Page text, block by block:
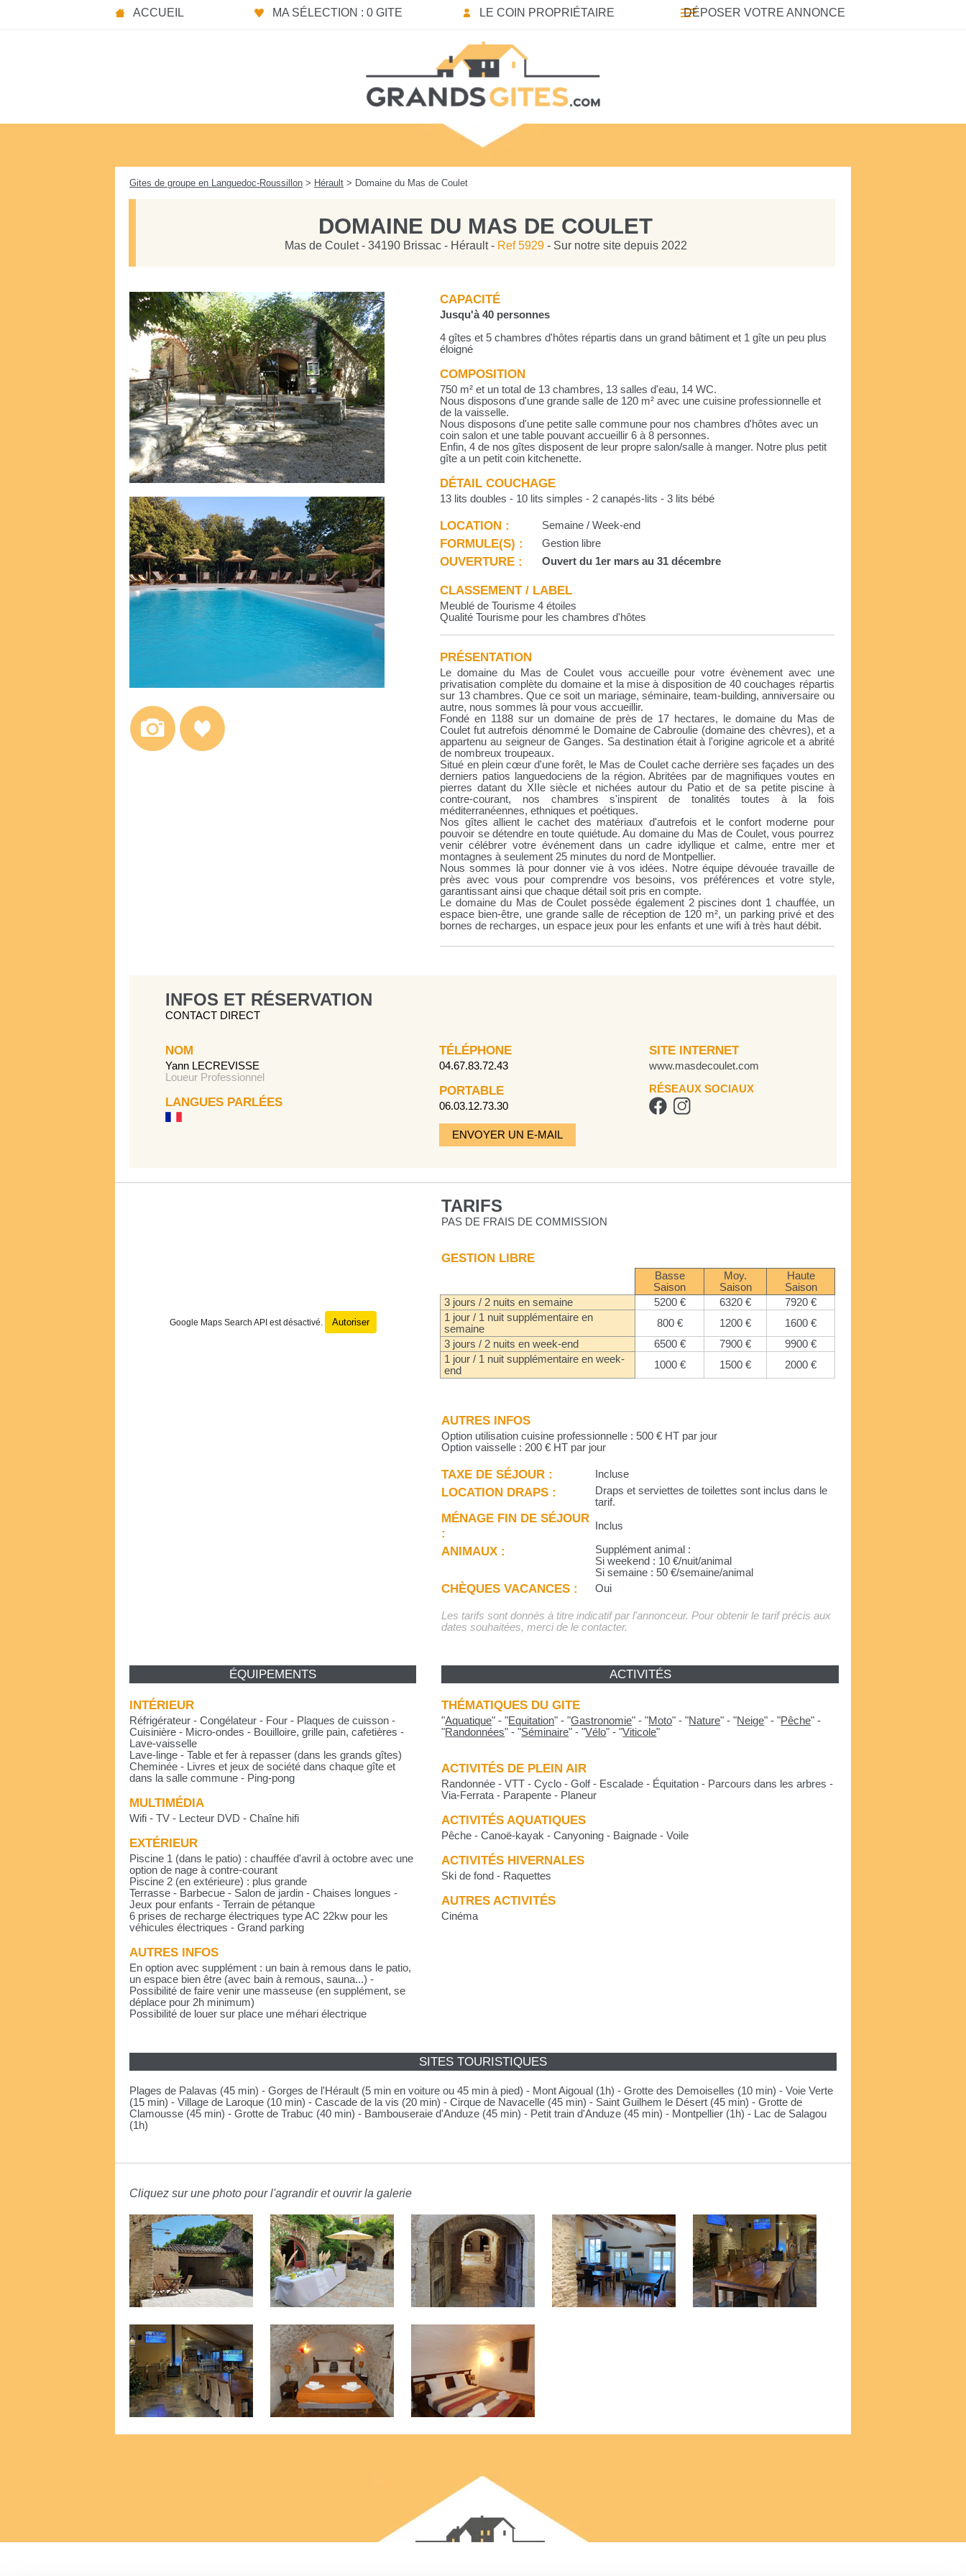
ACCUEIL MA SÉLECTION : 0 GITE LE COIN PROPRIÉTAIRE DÉPOSER VOTRE ANNONCE
Gites de groupe en Languedoc-Roussillon > Hérault > Domaine du Mas de Coulet
DOMAINE DU MAS DE COULET
Mas de Coulet - 34190 Brissac - Hérault - Ref 5929- Sur notre site depuis 2022
CAPACITÉ
Jusqu'à 40 personnes
4 gîtes et 5 chambres d'hôtes répartis dans un grand bâtiment et 1 gîte un peu plus
éloigné
COMPOSITION
750 m² et un total de 13 chambres, 13 salles d'eau, 14 WC.
Nous disposons d'une grande salle de 120 m² avec une cuisine professionnelle et
de la vaisselle.
Nous disposons d'une petite salle commune pour nos chambres d'hôtes avec un
coin salon et une table pouvant accueillir 6 à 8 personnes.
Enfin, 4 de nos gîtes disposent de leur propre salon/salle à manger. Notre plus petit
gîte a un petit coin kitchenette.
DÉTAIL COUCHAGE
13 lits doubles - 10 lits simples - 2 canapés-lits - 3 lits bébé
LOCATION : Semaine / Week-end
FORMULE(S) : Gestion libre
OUVERTURE : Ouvert du 1er mars au 31 décembre
CLASSEMENT / LABEL
Meublé de Tourisme 4 étoiles
Qualité Tourisme pour les chambres d'hôtes
PRÉSENTATION
Le domaine du Mas de Coulet vous accueille pour votre évènement avec une
privatisation complète du domaine et la mise à disposition de 40 couchages répartis
sur 13 chambres. Que ce soit un mariage, séminaire, team-building, anniversaire ou
autre, nous sommes là pour vous accueillir.
Fondé en 1188 sur un domaine de près de 17 hectares, le domaine du Mas de
Coulet fut autrefois dénommé le Domaine de Cabroulie (domaine des chèvres), et a
appartenu au seigneur de Ganges. Sa destination était à l'origine agricole et a abrité
de nombreux troupeaux.
Situé en plein cœur d'une forêt, le Mas de Coulet cache derrière ses façades un des
derniers patios languedociens de la région. Abritées par de magnifiques voutes en
pierres datant du XIIe siècle et nichées autour du Patio et de sa petite piscine à
contre-courant, nos chambres s'inspirent de tonalités toutes à la fois
méditerranéennes, ethniques et poétiques.
Nos gîtes allient le cachet des matériaux d'autrefois et le confort moderne pour
pouvoir se détendre en toute quiétude. Au domaine du Mas de Coulet, vous pourrez
venir célébrer votre événement dans un cadre idyllique et calme, entre mer et
montagnes à seulement 25 minutes du nord de Montpellier.
Nous sommes là pour donner vie à vos idées. Notre équipe dévouée travaille de
près avec vous pour comprendre vos besoins, vos préférences et votre style,
garantissant ainsi que chaque détail soit pris en compte.
Le domaine du Mas de Coulet possède également 2 piscines dont 1 chauffée, un
espace bien-être, une grande salle de réception de 120 m², un parking privé et des
bornes de recharges, un espace jeux pour les enfants et une wifi à très haut débit.
INFOS ET RÉSERVATION
CONTACT DIRECT
NOM
Yann LECREVISSE
Loueur Professionnel
LANGUES PARLÉES
TÉLÉPHONE
04.67.83.72.43
PORTABLE
06.03.12.73.30
ENVOYER UN E-MAIL
SITE INTERNET
www.masdecoulet.com
RÉSEAUX SOCIAUX
Google Maps Search API est désactivé. Autoriser
TARIFS
PAS DE FRAIS DE COMMISSION
GESTION LIBRE
Basse
Saison
Moy.
Saison
Haute
Saison
3 jours / 2 nuits en semaine
5200 € 6320 €
7920 €
1 jour / 1 nuit supplémentaire en
semaine
800 € 1200 €
1600 €
3 jours / 2 nuits en week-end
6500 € 7900 €
9900 €
1 jour / 1 nuit supplémentaire en week-
end
1000 € 1500 € 2000 €
AUTRES INFOS
Option utilisation cuisine professionnelle : 500 € HT par jour
Option vaisselle : 200 € HT par jour
TAXE DE SÉJOUR : Incluse
LOCATION DRAPS :
Draps et serviettes de toilettes sont inclus dans le
tarif.
MÉNAGE FIN DE SÉJOUR
:
Inclus
ANIMAUX :
Supplément animal :
Si weekend : 10 €/nuit/animal
Si semaine : 50 €/semaine/animal
CHÈQUES VACANCES : Oui
Les tarifs sont donnés à titre indicatif par l'annonceur. Pour obtenir le tarif précis aux
dates souhaitées, merci de le contacter.
ÉQUIPEMENTS
INTÉRIEUR
Réfrigérateur - Congélateur - Four - Plaques de cuisson -
Cuisinière - Micro-ondes - Bouilloire, grille pain, cafetières -
Lave-vaisselle
Lave-linge - Table et fer à repasser (dans les grands gîtes)
Cheminée - Livres et jeux de société dans chaque gîte et
dans la salle commune - Ping-pong
MULTIMÉDIA
Wifi - TV - Lecteur DVD - Chaîne hifi
EXTÉRIEUR
Piscine 1 (dans le patio) : chauffée d'avril à octobre avec une
option de nage à contre-courant
Piscine 2 (en extérieure) : plus grande
Terrasse - Barbecue - Salon de jardin - Chaises longues -
Jeux pour enfants - Terrain de pétanque
6 prises de recharge électriques type AC 22kw pour les
véhicules électriques - Grand parking
AUTRES INFOS
En option avec supplément : un bain à remous dans le patio,
un espace bien être (avec bain à remous, sauna...) -
Possibilité de faire venir une masseuse (en supplément, se
déplace pour 2h minimum)
Possibilité de louer sur place une méhari électrique
ACTIVITÉS
THÉMATIQUES DU GITE
"Aquatique" -"Equitation" -"Gastronomie" -"Moto" -"Nature" -"Neige" -"Pêche" -
"Randonnées" -"Séminaire" -"Vélo" -"Viticole"
ACTIVITÉS DE PLEIN AIR
Randonnée - VTT - Cyclo - Golf - Escalade - Équitation - Parcours dans les arbres -
Via-Ferrata - Parapente - Planeur
ACTIVITÉS AQUATIQUES
Pêche - Canoë-kayak - Canyoning - Baignade - Voile
ACTIVITÉS HIVERNALES
Ski de fond - Raquettes
AUTRES ACTIVITÉS
Cinéma
SITES TOURISTIQUES
Plages de Palavas (45 min) - Gorges de l'Hérault (5 min en voiture ou 45 min à pied) - Mont Aigoual (1h) - Grotte des Demoiselles (10 min) - Voie Verte
(15 min) - Village de Laroque (10 min) - Cascade de la vis (20 min) - Cirque de Navacelle (45 min) - Saint Guilhem le Désert (45 min) - Grotte de
Clamousse (45 min) - Grotte de Trabuc (40 min) - Bambouseraie d'Anduze (45 min) - Petit train d'Anduze (45 min) - Montpellier (1h) - Lac de Salagou
(1h)
Cliquez sur une photo pour l'agrandir et ouvrir la galerie
Panneau de gestion des cookies